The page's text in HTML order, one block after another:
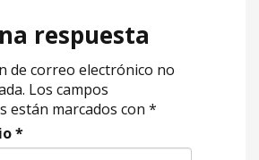
respuesta
de correo electrónico no
Los campos
están marcados con *
*